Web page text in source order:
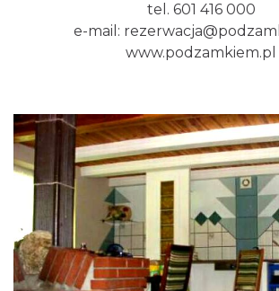
tel. 601 416 000
e-mail:
www.podzamkiem.pl